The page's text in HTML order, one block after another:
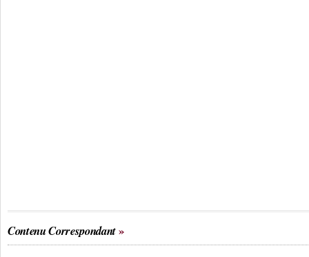
Contenu Correspondant